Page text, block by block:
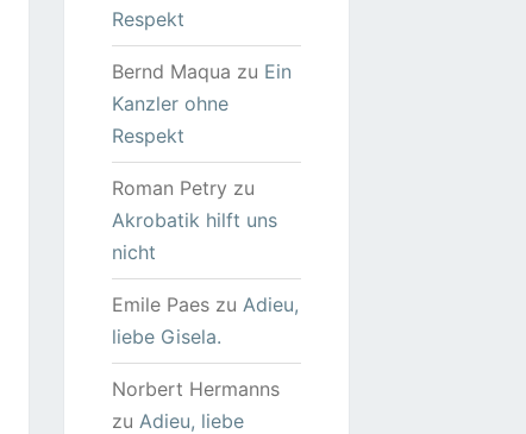
Respekt
Bernd Maqua zu Ein
Kanzler ohne
Respekt
Roman Petry zu
Akrobatik hilft uns
nicht
Emile Paeszu Adieu,
liebe Gisela.
Norbert Hermanns
zu Adieu, liebe